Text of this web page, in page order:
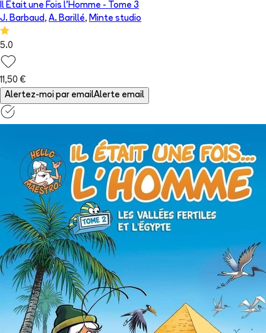
Il Etait une Fois l'Homme - Tome 3
J. Barbaud, A. Barillé, Minte studio
5.0
11,50 €
Alertez-moi par emailAlerte email